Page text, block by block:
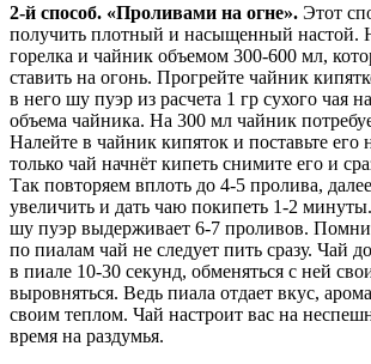
2-й способ. «Проливами на огне». Этот
получить плотный и насыщенный настой.
горелка и чайник объемом 300-600 мл,
ставить на огонь. Прогрейте чайник
в него шу пуэр из расчета 1 гр сухого чая
объема чайника. На 300 мл чайник
Налейте в чайник кипяток и поставьте его
только чай начнёт кипеть снимите его и
Так повторяем вплоть до 4-5 пролива,
увеличить и дать чаю покипеть 1-2
шу пуэр выдерживает 6-7 проливов.
по пиалам чай не следует пить сразу. Чай
в пиале 10-30 секунд, обменяться с ней
выровняться. Ведь пиала отдает вкус,
своим теплом. Чай настроит вас на
время на раздумья.